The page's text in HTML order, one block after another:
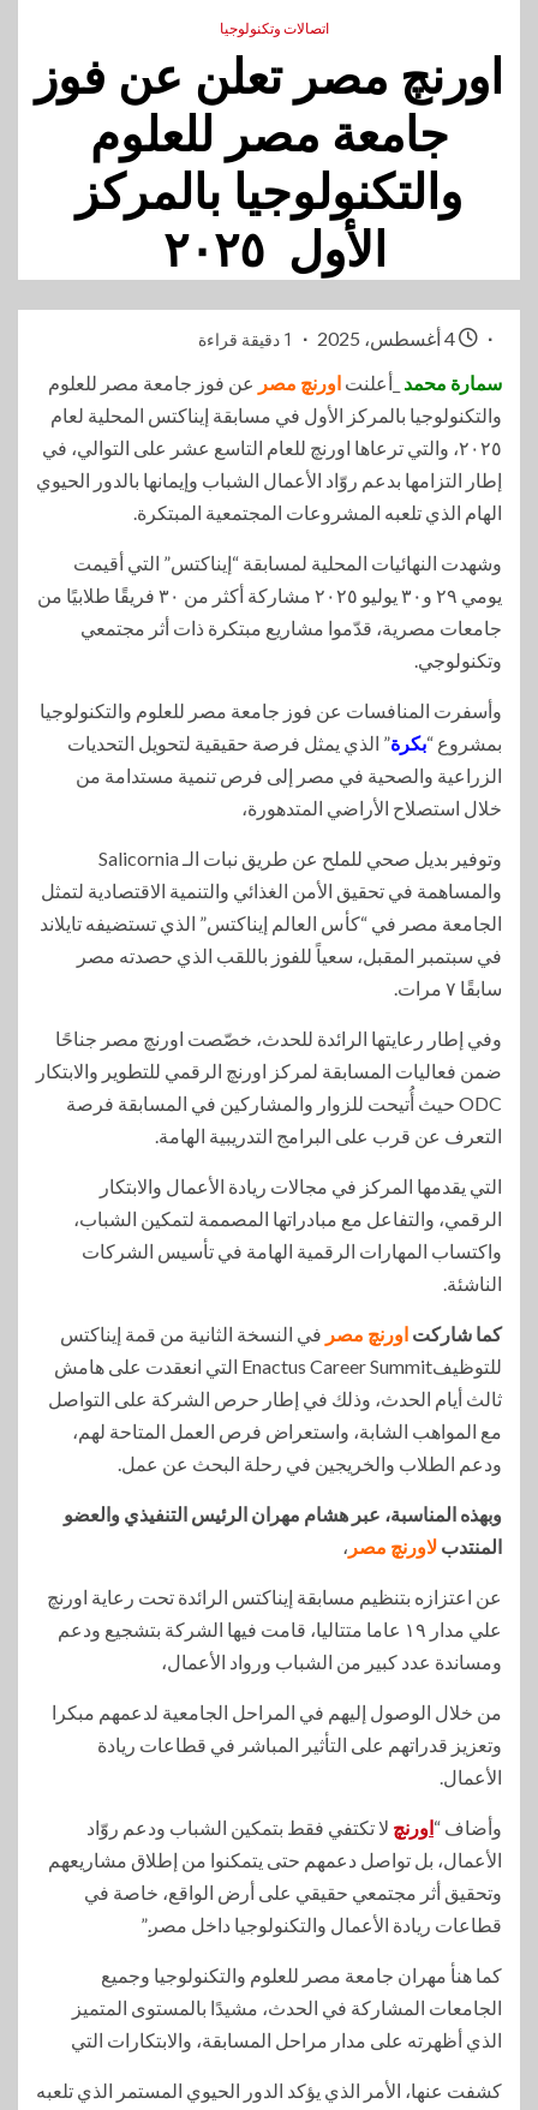
اتصالات وتكنولوجيا
اورنچ مصر تعلن عن فوز
جامعة مصر للعلوم
والتكنولوجيا بالمركز
الأول ٢٠٢٥
1 دقيقة قراءة
سمارة محمد _أعلنت اورنچ مصر عن فوز جامعة مصر للعلوم
والتكنولوجيا بالمركز الأول في مسابقة إيناكتس المحلية لعام
٢٠٢٥، والتي ترعاها اورنچ للعام التاسع عشر على التوالي، في
إطار التزامها بدعم روّاد الأعمال الشباب وإيمانها بالدور الحيوي
الهام الذي تلعبه المشروعات المجتمعية المبتكرة.
وشهدت النهائيات المحلية لمسابقة “إيناكتس” التي أقيمت
يومي ٢٩ و٣٠ يوليو ٢٠٢٥ مشاركة أكثر من ٣٠ فريقًا طلابيًا من
جامعات مصرية، قدّموا مشاريع مبتكرة ذات أثر مجتمعي
وتكنولوجي.
وأسفرت المنافسات عن فوز جامعة مصر للعلوم والتكنولوجيا
بمشروع “بكرة” الذي يمثل فرصة حقيقية لتحويل التحديات
الزراعية والصحية في مصر إلى فرص تنمية مستدامة من
خلال استصلاح الأراضي المتدهورة،
وتوفير بديل صحي للملح عن طريق نبات الـ Salicornia
والمساهمة في تحقيق الأمن الغذائي والتنمية الاقتصادية لتمثل
الجامعة مصر في “كأس العالم إيناكتس” الذي تستضيفه تايلاند
في سبتمبر المقبل، سعياً للفوز باللقب الذي حصدته مصر
سابقًا ٧ مرات.
وفي إطار رعايتها الرائدة للحدث، خصّصت اورنچ مصر جناحًا
ضمن فعاليات المسابقة لمركز اورنچ الرقمي للتطوير والابتكار
ODC حيث أُتيحت للزوار والمشاركين في المسابقة فرصة
التعرف عن قرب على البرامج التدريبية الهامة.
التي يقدمها المركز في مجالات ريادة الأعمال والابتكار
الرقمي، والتفاعل مع مبادراتها المصممة لتمكين الشباب،
واكتساب المهارات الرقمية الهامة في تأسيس الشركات
الناشئة.
كما شاركت اورنچ مصر في النسخة الثانية من قمة إيناكتس
للتوظيفEnactus Career Summit التي انعقدت على هامش
ثالث أيام الحدث، وذلك في إطار حرص الشركة على التواصل
مع المواهب الشابة، واستعراض فرص العمل المتاحة لهم،
ودعم الطلاب والخريجين في رحلة البحث عن عمل.
وبهذه المناسبة، عبر هشام مهران الرئيس التنفيذي والعضو
المنتدب لاورنچ مصر ،
عن اعتزازه بتنظيم مسابقة إيناكتس الرائدة تحت رعاية اورنچ
علي مدار ١٩ عاما متتاليا، قامت فيها الشركة بتشجيع ودعم
ومساندة عدد كبير من الشباب ورواد الأعمال،
من خلال الوصول إليهم في المراحل الجامعية لدعمهم مبكرا
وتعزيز قدراتهم على التأثير المباشر في قطاعات ريادة
الأعمال.
وأضاف “اورنچ لا تكتفي فقط بتمكين الشباب ودعم روّاد
الأعمال، بل تواصل دعمهم حتى يتمكنوا من إطلاق مشاريعهم
وتحقيق أثر مجتمعي حقيقي على أرض الواقع، خاصة في
قطاعات ريادة الأعمال والتكنولوجيا داخل مصر.”
كما هنأ مهران جامعة مصر للعلوم والتكنولوجيا وجميع
الجامعات المشاركة في الحدث، مشيدًا بالمستوى المتميز
الذي أظهرته على مدار مراحل المسابقة، والابتكارات التي
كشفت عنها، الأمر الذي يؤكد الدور الحيوي المستمر الذي تلعبه